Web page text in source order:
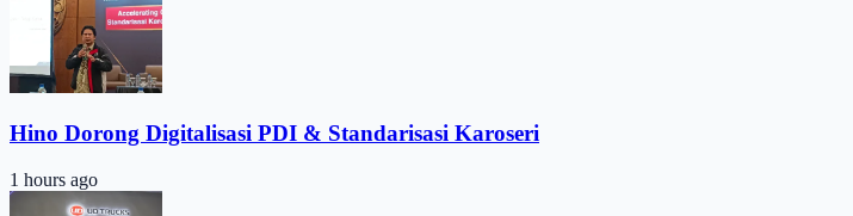
Hino Dorong Digitalisasi PDI & Standarisasi Karoseri
1 hours ago